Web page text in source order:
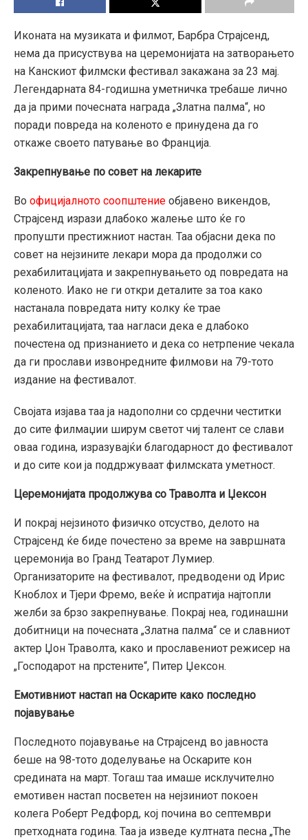
Иконата на музиката и филмот, Барбра Страјсенд,
нема да присуствува на церемонијата на затворањето
на Канскиот филмски фестивал закажана за 23 мај.
Легендарната 84-годишна уметничка требаше лично
да ја прими почесната награда „Златна палма“, но
поради повреда на коленото е принудена да го
откаже своето патување во Франција.
Закрепнување по совет на лекарите
Во официјалното соопштение објавено викендов,
Страјсенд изрази длабоко жалење што ќе го
пропушти престижниот настан. Таа објасни дека по
совет на нејзините лекари мора да продолжи со
рехабилитацијата и закрепнувањето од повредата на
коленото. Иако не ги откри деталите за тоа како
настанала повредата ниту колку ќе трае
рехабилитацијата, таа нагласи дека е длабоко
почестена од признанието и дека со нетрпение чекала
да ги прослави извонредните филмови на 79-тото
издание на фестивалот.
Својата изјава таа ја надополни со срдечни честитки
до сите филмаџии ширум светот чиј талент се слави
оваа година, изразувајќи благодарност до фестивалот
и до сите кои ја поддржуваат филмската уметност.
Церемонијата продолжува со Траволта и Џексон
И покрај нејзиното физичко отсуство, делото на
Страјсенд ќе биде почестено за време на завршната
церемонија во Гранд Театарот Лумиер.
Организаторите на фестивалот, предводени од Ирис
Кноблох и Тјери Фремо, веќе ѝ испратија најтопли
желби за брзо закрепнување. Покрај неа, годинашни
добитници на почесната „Златна палма“ се и славниот
актер Џон Траволта, како и прославениот режисер на
„Господарот на прстените“, Питер Џексон.
Емотивниот настап на Оскарите како последно
појавување
Последното појавување на Страјсенд во јавноста
беше на 98-тото доделување на Оскарите кон
средината на март. Тогаш таа имаше исклучително
емотивен настап посветен на нејзиниот покоен
колега Роберт Редфорд, кој почина во септември
претходната година. Таа ја изведе култната песна „The